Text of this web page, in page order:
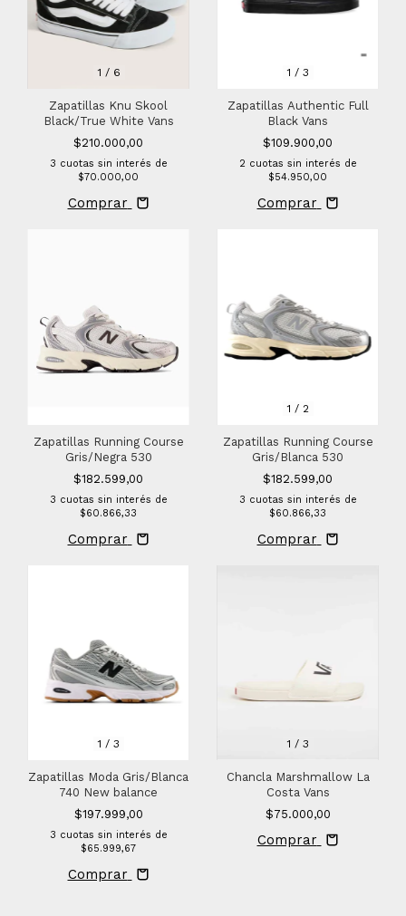
1 / 6
Zapatillas Knu Skool
Black/True White Vans
$210.000,00
3 cuotas sin interés de
$70.000,00
Comprar
1 / 3
Zapatillas Authentic Full
Black Vans
$109.900,00
2 cuotas sin interés de
$54.950,00
Comprar
Zapatillas Running Course
Gris/Negra 530
$182.599,00
3 cuotas sin interés de
$60.866,33
Comprar
1 / 2
Zapatillas Running Course
Gris/Blanca 530
$182.599,00
3 cuotas sin interés de
$60.866,33
Comprar
1 / 3
Zapatillas Moda Gris/Blanca
740 New balance
$197.999,00
3 cuotas sin interés de
$65.999,67
Comprar
1 / 3
Chancla Marshmallow La
Costa Vans
$75.000,00
Comprar